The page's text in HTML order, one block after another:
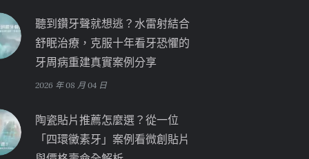
聽到鑽牙聲就想逃？水雷射結合
舒眠治療，克服十年看牙恐懼的
牙周病重建真實案例分享
2026 年 08 月 04 日
陶瓷貼片推薦怎麼選？從一位
「四環黴素牙」案例看微創貼片